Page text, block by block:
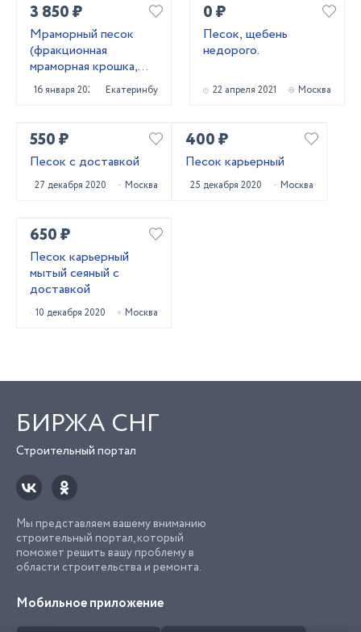
3 850 ₽
Мраморный песок
(фракционная
мраморная крошка,
каролит)
16 января 2022 Екатеринбург
0 ₽
Песок, щебень
недорого.
22 апреля 2021 Москва
550 ₽
Песок с доставкой
27 декабря 2020 Москва
400 ₽
Песок карьерный
25 декабря 2020 Москва
650 ₽
Песок карьерный
мытый сеяный с
доставкой
10 декабря 2020 Москва
БИРЖА СНГ
Строительный портал
Мы представляем вашему вниманию
строительный портал, который
поможет решить вашу проблему в
области строительства и ремонта.
Мобильное приложение